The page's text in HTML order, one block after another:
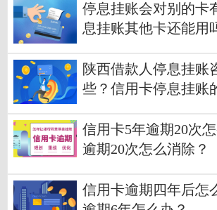
停息挂账会对别的卡
息挂账其他卡还能用
陕西借款人停息挂账
些？信用卡停息挂账
信用卡5年逾期20次
逾期20次怎么消除？
信用卡逾期四年后怎